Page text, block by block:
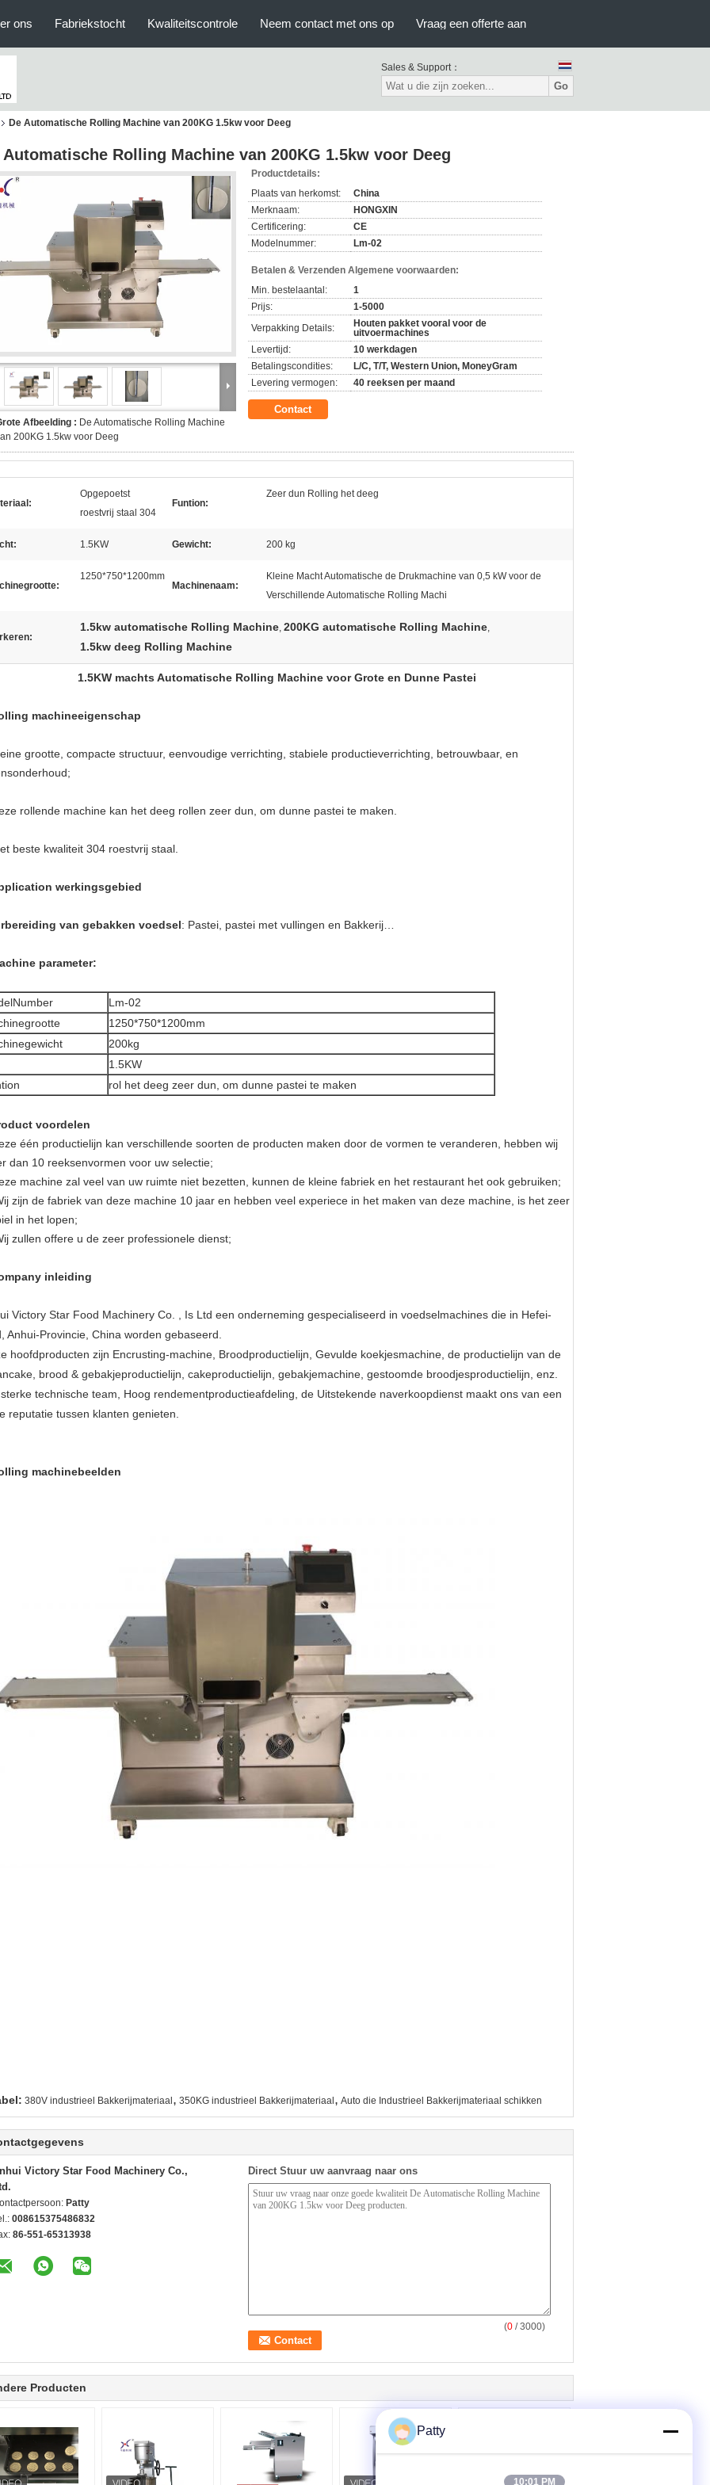
ons Fabriekstocht Kwaliteitscontrole Neem contact met ons op Vraag een offerte aan
Sales & Support：
Go
De Automatische Rolling Machine van 200KG 1.5kw voor Deeg
Automatische Rolling Machine van 200KG 1.5kw voor Deeg
Afbeelding : De Automatische Rolling Machine
200KG 1.5kw voor Deeg
Productdetails:
Plaats van herkomst:
China
Merknaam:
HONGXIN
Certificering:
CE
Modelnummer:
Lm-02
Betalen & Verzenden Algemene voorwaarden:
Min. bestelaantal:
1
Prijs:
1-5000
Verpakking Details:
Houten pakket vooral voor de
uitvoermachines
Levertijd:
10 werkdagen
Betalingscondities:
L/C, T/T, Western Union, MoneyGram
Levering vermogen:
40 reeksen per maand
Contact
Opgepoetst
roestvrij staal 304
Funtion:
Zeer dun Rolling het deeg
1.5KW Gewicht: 200 kg
1250*750*1200mm
Machinenaam:
Kleine Macht Automatische de Drukmachine van 0,5 kW voor de
Verschillende Automatische Rolling Machi
1.5kw automatische Rolling Machine, 200KG automatische Rolling Machine,
1.5kw deeg Rolling Machine
1.5KW machts Automatische Rolling Machine voor Grote en Dunne Pastei
machineeigenschap
grootte, compacte structuur, eenvoudige verrichting, stabiele productieverrichting, betrouwbaar, en
rollende machine kan het deeg rollen zeer dun, om dunne pastei te maken.
beste kwaliteit 304 roestvrij staal.
werkingsgebied
van gebakken voedsel: Pastei, pastei met vullingen en Bakkerij…
parameter:
Lm-02
1250*750*1200mm
200kg
1.5KW
rol het deeg zeer dun, om dunne pastei te maken
voordelen
één productielijn kan verschillende soorten de producten maken door de vormen te veranderen, hebben wij
dan 10 reeksenvormen voor uw selectie;
machine zal veel van uw ruimte niet bezetten, kunnen de kleine fabriek en het restaurant het ook gebruiken;
zijn de fabriek van deze machine 10 jaar en hebben veel experiece in het maken van deze machine, is het zeer
in het lopen;
zullen offere u de zeer professionele dienst;
inleiding
Victory Star Food Machinery Co. , Is Ltd een onderneming gespecialiseerd in voedselmachines die in Hefei-
Anhui-Provincie, China worden gebaseerd.
hoofdproducten zijn Encrusting-machine, Broodproductielijn, Gevulde koekjesmachine, de productielijn van de
brood & gebakjeproductielijn, cakeproductielijn, gebakjemachine, gestoomde broodjesproductielijn, enz.
technische team, Hoog rendementproductieafdeling, de Uitstekende naverkoopdienst maakt ons van een
reputatie tussen klanten genieten.
machinebeelden
380V industrieel Bakkerijmateriaal , 350KG industrieel Bakkerijmateriaal , Auto die Industrieel Bakkerijmateriaal schikken
Victory Star Food Machinery Co.,
Patty
008615375486832
86-551-65313938
Direct Stuur uw aanvraag naar ons
(0 / 3000)
Producten
Patty
10:01 PM